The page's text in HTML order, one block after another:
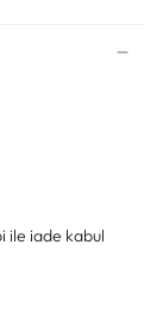
ile iade kabul